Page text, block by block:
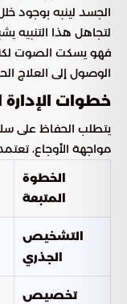
الجسد لينبه بوجود
لتجاهل هذا التنبيه
فهو يسكت الصوت
الوصول إلى العلاج
خطوات الإدارة
يتطلب الحفاظ على
مواجهة الأوجاع،
الخطوة
المتبعة
التشخيص
الجذري
تخصيص